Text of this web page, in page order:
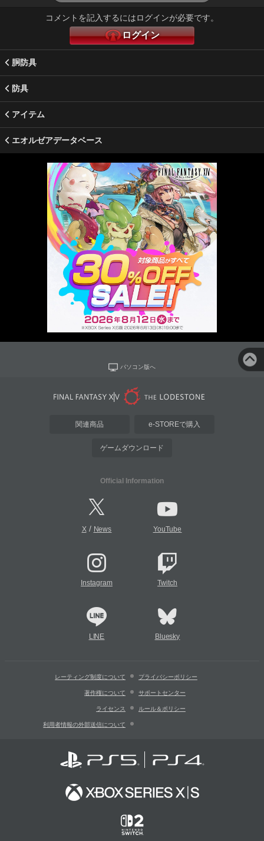
コメントを記入するにはログインが必要です。
ログイン
胴防具
防具
アイテム
エオルゼアデータベース
パソコン版へ
関連商品 e-STOREで購入
ゲームダウンロード
Official Information
X/ News YouTube
Instagram Twitch
LINE Bluesky
レーティング制度について プライバシーポリシー
著作権について サポートセンター
ライセンス ルール＆ポリシー
利用者情報の外部送信について